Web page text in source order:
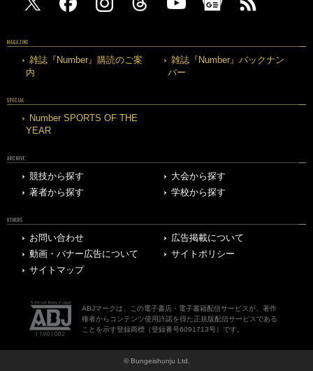
MAGAZINE
雑誌『Number』購読のご案
内
雑誌『Number』バックナン
バー
SPECIAL
Number SPORTS OF THE
YEAR
ARCHIVE
競技から探す
大会から探す
著者から探す
学校から探す
OTHERS
お問い合わせ
広告掲載について
動画・バナー広告について
サイトポリシー
サイトマップ
ABJマークは、この電子書店・電子書籍配信サービスが、著作
権者からコンテンツ使用許諾を得た正規版配信サービスである
ことを示す登録商標（登録番号6091713号）です。
© Bungeishunju Ltd.